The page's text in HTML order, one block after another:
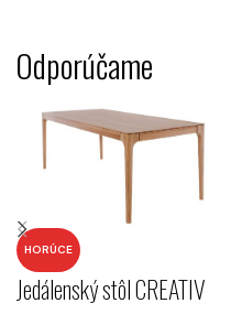
Odporúčame
HORÚCE
Jedálenský stôl CREATIV